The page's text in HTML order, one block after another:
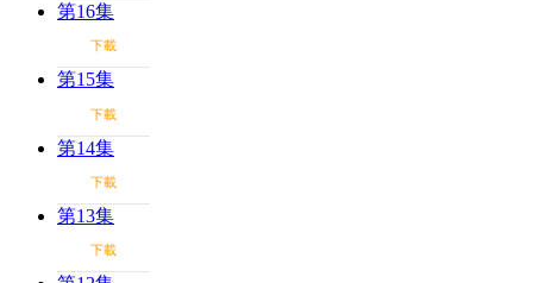
第16集
下載
第15集
下載
第14集
下載
第13集
下載